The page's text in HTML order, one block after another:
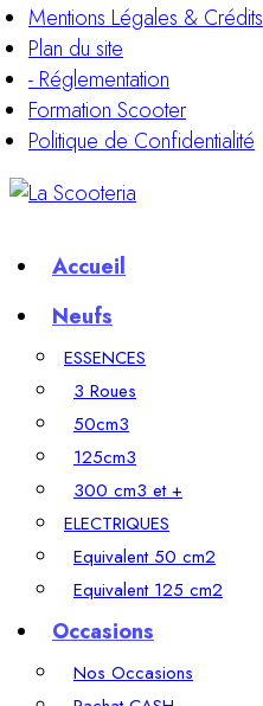
Mentions Légales & Crédits
Plan du site
- Réglementation
Formation Scooter
Politique de Confidentialité
Accueil
Neufs
ESSENCES
3 Roues
50cm3
125cm3
300 cm3 et +
ELECTRIQUES
Equivalent 50 cm2
Equivalent 125 cm2
Occasions
Nos Occasions